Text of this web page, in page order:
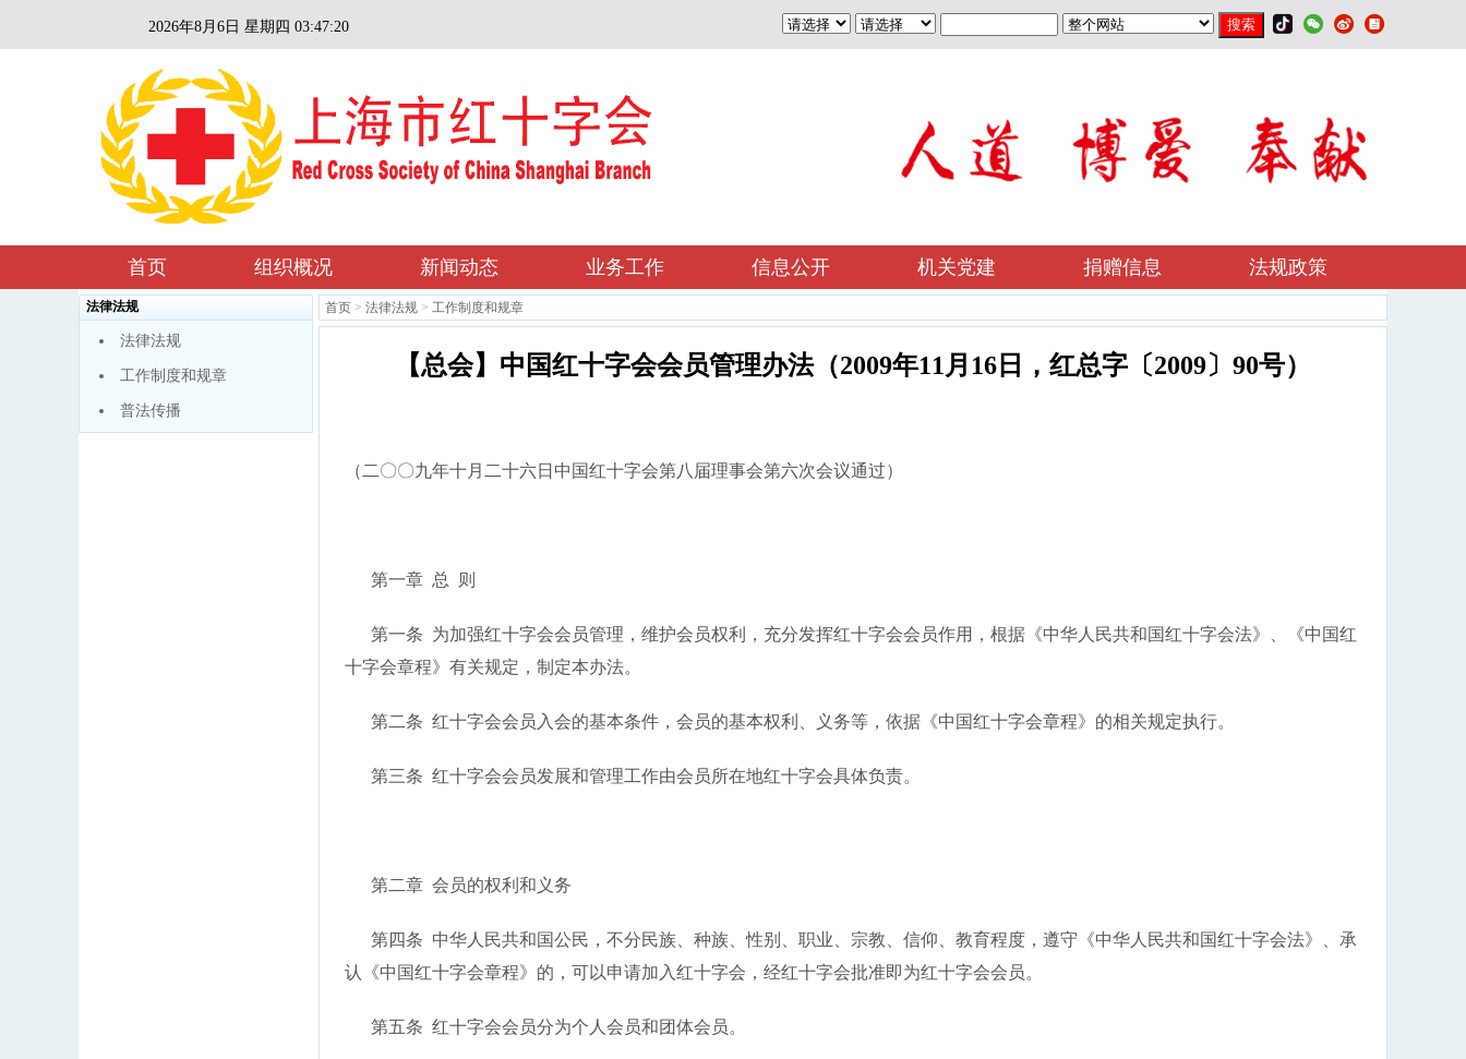
2026年8月6日 星期四 03:47:21
首页 组织概况 新闻动态 业务工作 信息公开 机关党建 捐赠信息 法规政策
法律法规
法律法规
工作制度和规章
普法传播
首页 > 法律法规 > 工作制度和规章
【总会】中国红十字会会员管理办法（2009年11月16日，红总字〔2009〕90号）
（二〇〇九年十月二十六日中国红十字会第八届理事会第六次会议通过）
第一章 总 则
第一条 为加强红十字会会员管理，维护会员权利，充分发挥红十字会会员作用，根据《中华人民共和国红十字会法》、《中国红
十字会章程》有关规定，制定本办法。
第二条 红十字会会员入会的基本条件，会员的基本权利、义务等，依据《中国红十字会章程》的相关规定执行。
第三条 红十字会会员发展和管理工作由会员所在地红十字会具体负责。
第二章 会员的权利和义务
第四条 中华人民共和国公民，不分民族、种族、性别、职业、宗教、信仰、教育程度，遵守《中华人民共和国红十字会法》、承
认《中国红十字会章程》的，可以申请加入红十字会，经红十字会批准即为红十字会会员。
第五条 红十字会会员分为个人会员和团体会员。